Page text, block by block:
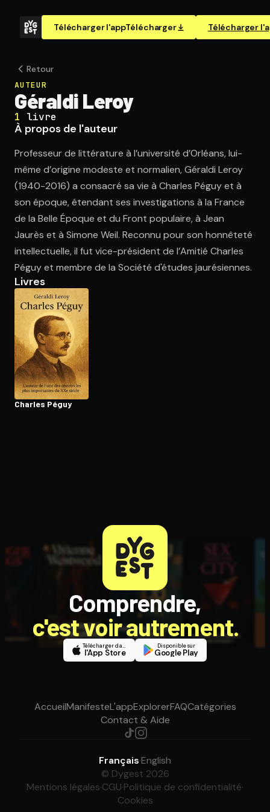
Télécharger l'appTélécharger Télécharger
Ouvre l'app Appareil photo, pointe sur le code. C'est gratuit à
Retour
AUTEUR
Géraldi Leroy
1 livre
À propos de l'auteur
Professeur de littérature à l’université d’Orléans, lui-
même d’origine modeste et normalien, Géraldi Leroy
(1940-2016) a consacré sa vie à Charles Péguy et à
son époque, étendant ses investigations à la France
de la Belle Époque et du Front populaire, à Jean
Jaurès et à Simone Weil. Reconnu pour son honnêteté
intellectuelle, il fut vice-président de l’Amitié Charles
Péguy et membre de la Société d'études jaurésiennes.
Livres
Charles Péguy
Comprendre,
c'est voir autrement.
Télécharger dans
l'App Store
Disponible sur
Google Play
AccueilManifesteL'appExplorerFAQCatégories
Contact & Aide
Français·English
© Dygest 2026
Mentions légales·CGU·Politique de confidentialité·
Cookies